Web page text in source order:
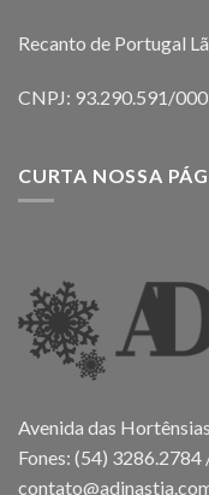
Recanto de Portugal
CNPJ: 93.290.591/
CURTA NOSSA
Avenida das
Fones: (54)